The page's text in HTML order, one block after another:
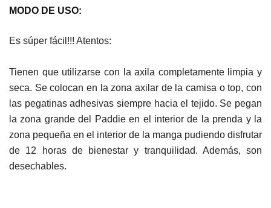
MODO DE USO:
Es súper fácil!!! Atentos:
Tienen que utilizarse con la axila completamente limpia y
seca. Se colocan en la zona axilar de la camisa o top, con
las pegatinas adhesivas siempre hacia el tejido. Se pegan
la zona grande del Paddie en el interior de la prenda y la
zona pequeña en el interior de la manga pudiendo disfrutar
de 12 horas de bienestar y tranquilidad. Además, son
desechables.